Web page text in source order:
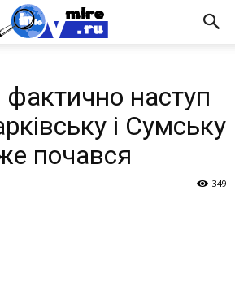
наступ
і Сумську
почався
349